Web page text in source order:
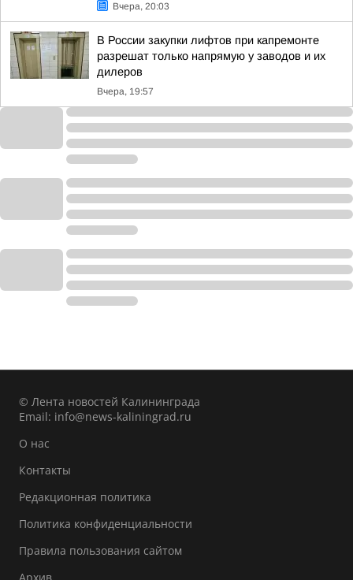
Вчера, 20:03
В России закупки лифтов при капремонте
разрешат только напрямую у заводов и их
дилеров
Вчера, 19:57
© Лента новостей Калининграда
Email: info@news-kaliningrad.ru
О нас
Контакты
Редакционная политика
Политика конфиденциальности
Правила пользования сайтом